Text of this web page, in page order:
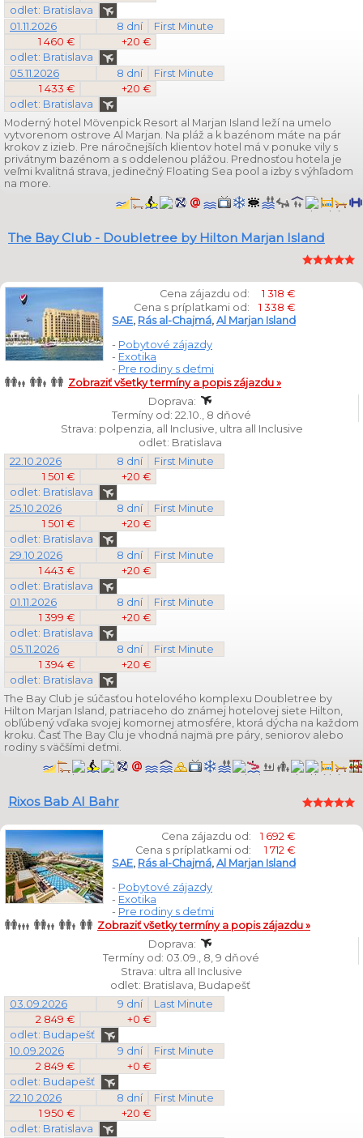
odlet: Bratislava
01.11.2026
8 dní
First Minute
1 460 €
+20 €
odlet: Bratislava
05.11.2026
8 dní
First Minute
1 433 €
+20 €
odlet: Bratislava
Moderný hotel Mövenpick Resort al Marjan Island leží na umelo
vytvorenom ostrove Al Marjan. Na pláž a k bazénom máte na pár
krokov z izieb. Pre náročnejších klientov hotel má v ponuke vily s
privátnym bazénom a s oddelenou plážou. Prednosťou hotela je
veľmi kvalitná strava, jedinečný Floating Sea pool a izby s výhľadom
na more.
The Bay Club - Doubletree by Hilton Marjan Island
Cena zájazdu od:
1 318 €
Cena s príplatkami od:
1 338 €
SAE, Rás al-Chajmá, Al Marjan Island
- Pobytové zájazdy
- Exotika
- Pre rodiny s deťmi
Zobraziť všetky termíny a popis zájazdu »
Doprava:
Termíny od: 22.10., 8 dňové
Strava: polpenzia, all Inclusive, ultra all Inclusive
odlet: Bratislava
22.10.2026
8 dní
First Minute
1 501 €
+20 €
odlet: Bratislava
25.10.2026
8 dní
First Minute
1 501 €
+20 €
odlet: Bratislava
29.10.2026
8 dní
First Minute
1 443 €
+20 €
odlet: Bratislava
01.11.2026
8 dní
First Minute
1 399 €
+20 €
odlet: Bratislava
05.11.2026
8 dní
First Minute
1 394 €
+20 €
odlet: Bratislava
The Bay Club je súčasťou hotelového komplexu Doubletree by
Hilton Marjan Island, patriaceho do známej hotelovej siete Hilton,
obľúbený vďaka svojej komornej atmosfére, ktorá dýcha na každom
kroku. Časť The Bay Clu je vhodná najmä pre páry, seniorov alebo
rodiny s väčšími deťmi.
Rixos Bab Al Bahr
Cena zájazdu od:
1 692 €
Cena s príplatkami od:
1 712 €
SAE, Rás al-Chajmá, Al Marjan Island
- Pobytové zájazdy
- Exotika
- Pre rodiny s deťmi
Zobraziť všetky termíny a popis zájazdu »
Doprava:
Termíny od: 03.09., 8, 9 dňové
Strava: ultra all Inclusive
odlet: Bratislava, Budapešť
03.09.2026
9 dní
Last Minute
2 849 €
+0 €
odlet: Budapešť
10.09.2026
9 dní
First Minute
2 849 €
+0 €
odlet: Budapešť
22.10.2026
8 dní
First Minute
1 950 €
+20 €
odlet: Bratislava